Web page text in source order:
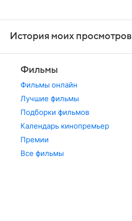
История моих просмотров
Фильмы
Фильмы онлайн
Лучшие фильмы
Подборки фильмов
Календарь кинопремьер
Премии
Все фильмы